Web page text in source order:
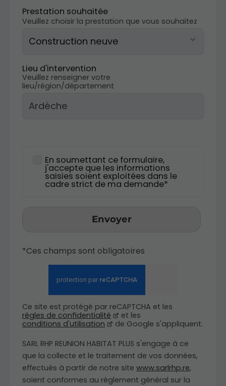
Prestation souhaitée
Veuillez choisir la prestation que vous souhaitez
Lieu d'intervention
Veuillez renseigner votre
lieu/région/département
En soumettant ce formulaire,
j'accepte que les informations
saisies soient exploitées dans le
cadre strict de ma demande*
Envoyer
*Ces champs sont obligatoires
Ce site est protégé par reCAPTCHA et les
règles de confidentialité
et les
conditions d'utilisation
de Google s'appliquent.
SARL RHP REUNION HABITAT PLUS s'engage à ce
que la collecte et le traitement de vos données,
effectués à partir de notre sitewww.sarlrhp.re,
soient conformes au règlement général sur la